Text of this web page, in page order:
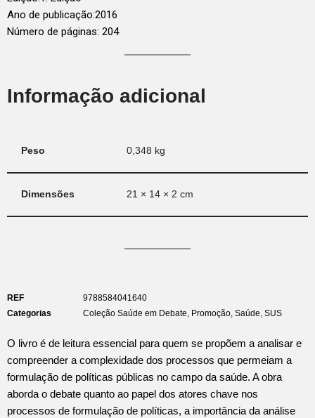
Ano de publicação:2016
Número de páginas: 204
Informação adicional
Peso 0,348 kg
Dimensões 21 × 14 × 2 cm
REF
9788584041640
Categorias
Coleção Saúde em Debate, Promoção, Saúde, SUS
O livro é de leitura essencial para quem se propõem a analisar e
compreender a complexidade dos processos que permeiam a
formulação de políticas públicas no campo da saúde. A obra
aborda o debate quanto ao papel dos atores chave nos
processos de formulação de políticas, a importância da análise